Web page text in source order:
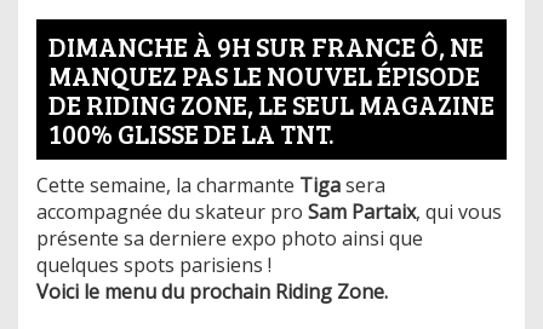
DIMANCHE À 9H SUR FRANCE Ô, NE
MANQUEZ PAS LE NOUVEL ÉPISODE
DE RIDING ZONE, LE SEUL MAGAZINE
100% GLISSE DE LA TNT.
Cette semaine, la charmante Tigasera
accompagnée du skateur pro Sam Partaix, qui vous
présente sa derniere expo photo ainsi que
quelques spots parisiens !
Voici le menu du prochain Riding Zone.